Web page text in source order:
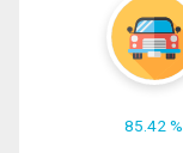
85.42 %